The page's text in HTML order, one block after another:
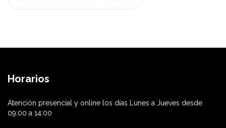
Horarios
Atención presencial y online los días Lunes a Jueves desde
09:00 a 14:00